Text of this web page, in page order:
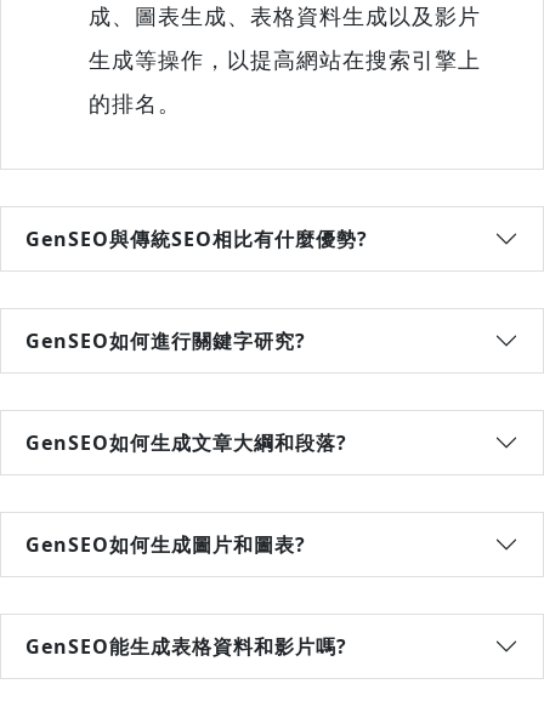
成、圖表生成、表格資料生成以及影片
生成等操作，以提高網站在搜索引擎上
的排名。
GenSEO與傳統SEO相比有什麼優勢?
GenSEO如何進行關鍵字研究?
GenSEO如何生成文章大綱和段落?
GenSEO如何生成圖片和圖表?
GenSEO能生成表格資料和影片嗎?